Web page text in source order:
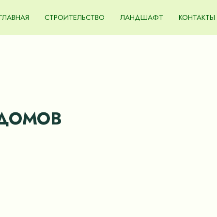
СТРОИТЕЛЬСТВО ЛАНДШАФТ КОНТАКТЫ